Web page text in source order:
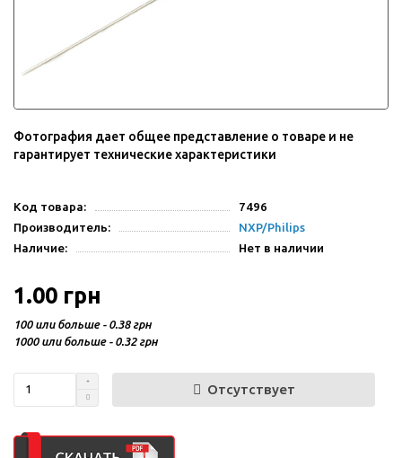
Фотография дает общее представление о товаре и не
гарантирует технические характеристики
Код товара:
7496
Производитель:
NXP/Philips
Наличие:
Нет в наличии
1.00 грн
100 или больше - 0.38 грн
1000 или больше - 0.32 грн
Отсутствует